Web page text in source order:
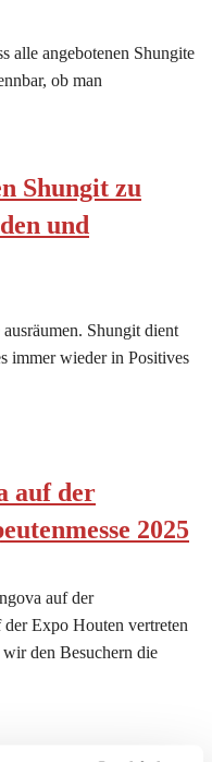
alle angebotenen Shungite
ob man
Shungit zu
und
Shungit dient
immer wieder in Positives
auf der
2025
auf der
der Expo Houten vertreten
den Besuchern die